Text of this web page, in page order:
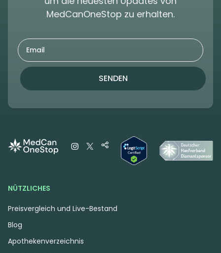
MedCanOneStop zu erhalten.
SENDEN
NÜTZLICHES
Preisvergleich und Live-Bestand
Blog
Apothekenverzeichnis